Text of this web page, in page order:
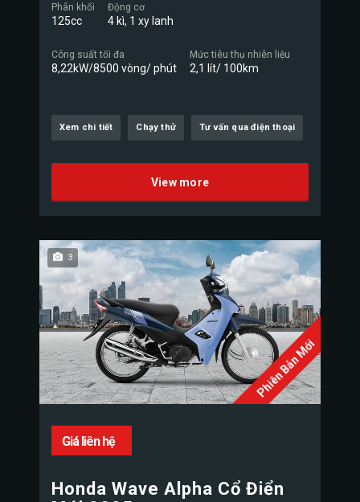
Phân khối
125cc
Động cơ
4 kì, 1 xy lanh
Công suất tối đa
8,22kW/8500 vòng/ phút
Mức tiêu thụ nhiên liệu
2,1 lít/ 100km
Xem chi tiết Chạy thử Tư vấn qua điện thoại
View more
Phiên Bản Mới
3
Giá liên hệ
Honda Wave Alpha Cổ Điển